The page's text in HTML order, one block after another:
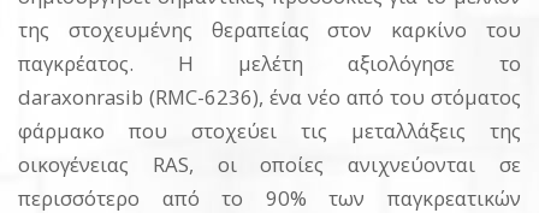
της στοχευμένης θεραπείας στον καρκίνο του
παγκρέατος. Η μελέτη αξιολόγησε το
daraxonrasib (RMC-6236), ένα νέο από του στόματος
φάρμακο που στοχεύει τις μεταλλάξεις της
οικογένειας RAS, οι οποίες ανιχνεύονται σε
περισσότερο από το 90% των παγκρεατικών